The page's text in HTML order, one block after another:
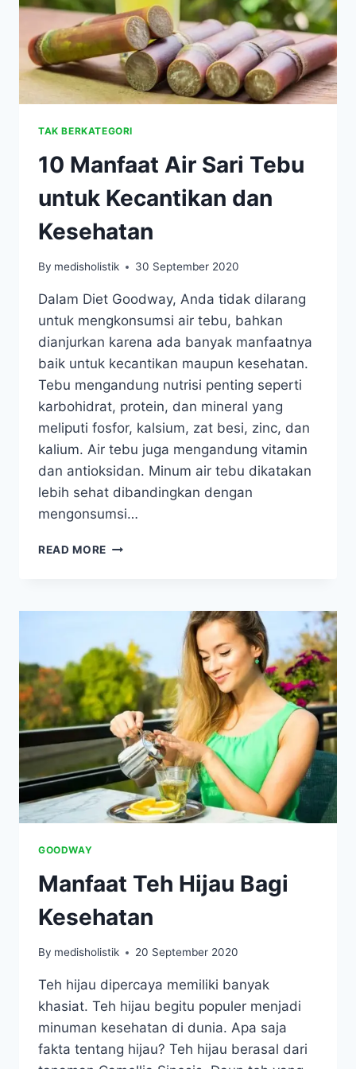
TAK BERKATEGORI
10 Manfaat Air Sari Tebu
untuk Kecantikan dan
Kesehatan
By medisholistik 30 September 2020
Dalam Diet Goodway, Anda tidak dilarang
untuk mengkonsumsi air tebu, bahkan
dianjurkan karena ada banyak manfaatnya
baik untuk kecantikan maupun kesehatan.
Tebu mengandung nutrisi penting seperti
karbohidrat, protein, dan mineral yang
meliputi fosfor, kalsium, zat besi, zinc, dan
kalium. Air tebu juga mengandung vitamin
dan antioksidan. Minum air tebu dikatakan
lebih sehat dibandingkan dengan
mengonsumsi…
READ MORE
TEBU
KECANTIKAN
DAN
KESEHATAN
GOODWAY
Manfaat Teh Hijau Bagi
Kesehatan
By medisholistik 20 September 2020
Teh hijau dipercaya memiliki banyak
khasiat. Teh hijau begitu populer menjadi
minuman kesehatan di dunia. Apa saja
fakta tentang hijau? Teh hijau berasal dari